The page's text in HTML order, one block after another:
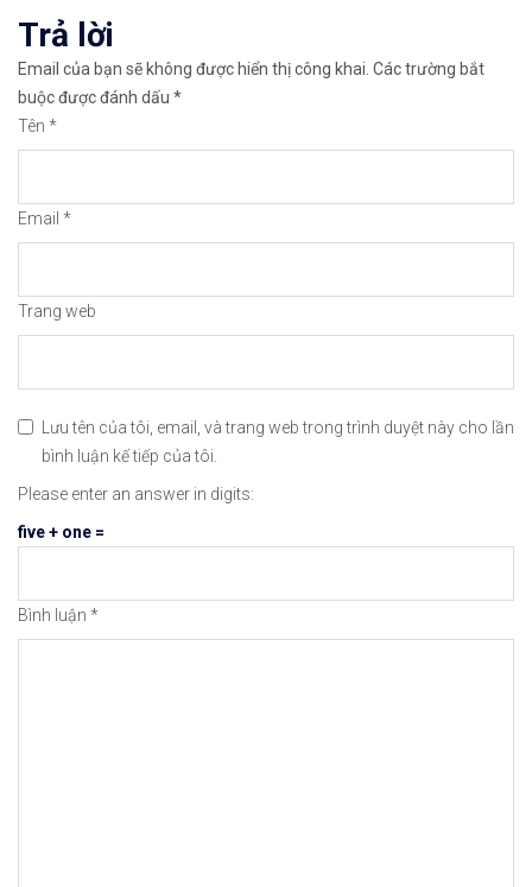
#icmarkets #binance #exness #taichinh #dautu
Trả lời
Email của bạn sẽ không được hiển thị công khai. Các trường bắt
buộc được đánh dấu *
Tên *
Email *
Trang web
Lưu tên của tôi, email, và trang web trong trình duyệt này cho lần
bình luận kế tiếp của tôi.
Please enter an answer in digits:
five + one =
Bình luận *